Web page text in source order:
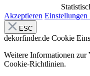
Akzeptieren Einstellungen
ESC
dekorfinder.de Cookie
Weitere Informationen zur
Cookie-Richtlinien.